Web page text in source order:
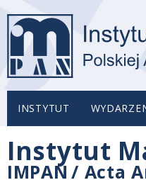
INSTYTUT
Instytut
IMPAN / Acta